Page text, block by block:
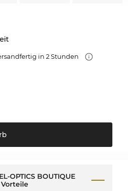
in 2 Stunden
OPTICS BOUTIQUE
Vorteile